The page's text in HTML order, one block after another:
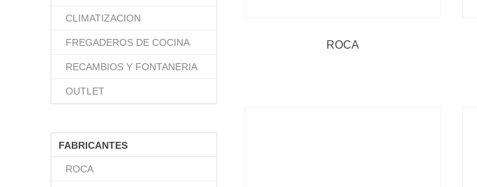
ROCA
CLIMATIZACION
FREGADEROS DE COCINA
RECAMBIOS Y FONTANERIA
OUTLET
FABRICANTES
ROCA